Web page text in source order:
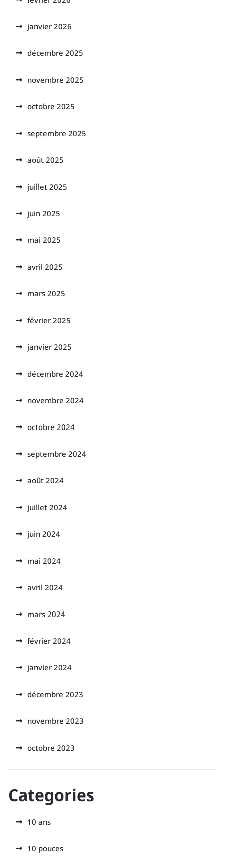
janvier 2026
décembre 2025
novembre 2025
octobre 2025
septembre 2025
août 2025
juillet 2025
juin 2025
mai 2025
avril 2025
mars 2025
février 2025
janvier 2025
décembre 2024
novembre 2024
octobre 2024
septembre 2024
août 2024
juillet 2024
juin 2024
mai 2024
avril 2024
mars 2024
février 2024
janvier 2024
décembre 2023
novembre 2023
octobre 2023
Categories
10 ans
10 pouces